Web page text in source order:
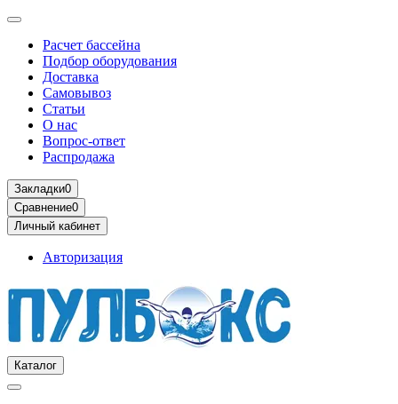
Расчет бассейна
Подбор оборудования
Доставка
Самовывоз
Статьи
О нас
Вопрос-ответ
Распродажа
Закладки0
Сравнение0
Личный кабинет
Авторизация
Каталог